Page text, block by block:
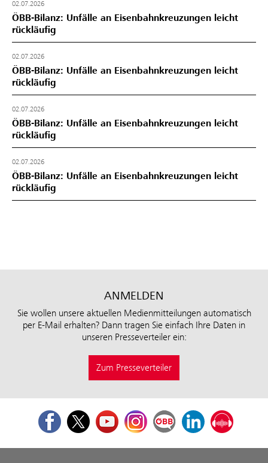
02.07.2026
ÖBB-Bilanz: Unfälle an Eisenbahnkreuzungen leicht
rückläufig
02.07.2026
ÖBB-Bilanz: Unfälle an Eisenbahnkreuzungen leicht
rückläufig
02.07.2026
ÖBB-Bilanz: Unfälle an Eisenbahnkreuzungen leicht
rückläufig
02.07.2026
ÖBB-Bilanz: Unfälle an Eisenbahnkreuzungen leicht
rückläufig
ANMELDEN
Sie wollen unsere aktuellen Medienmitteilungen automatisch
per E-Mail erhalten? Dann tragen Sie einfach Ihre Daten in
unseren Presseverteiler ein:
Zum Presseverteiler
FacebookTwitterYoutubeInstagramÖBB Corporate Blog
LinkedInPodcast